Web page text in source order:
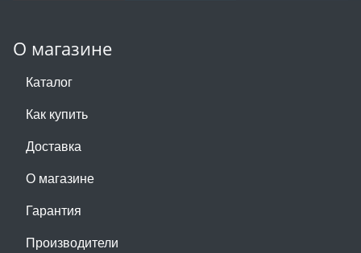
О магазине
Каталог
Как купить
Доставка
О магазине
Гарантия
Производители